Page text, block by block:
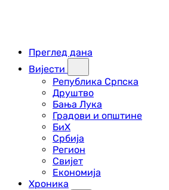
Преглед дана
Вијести
Република Српска
Друштво
Бања Лука
Градови и општине
БиХ
Србија
Регион
Свијет
Економија
Хроника